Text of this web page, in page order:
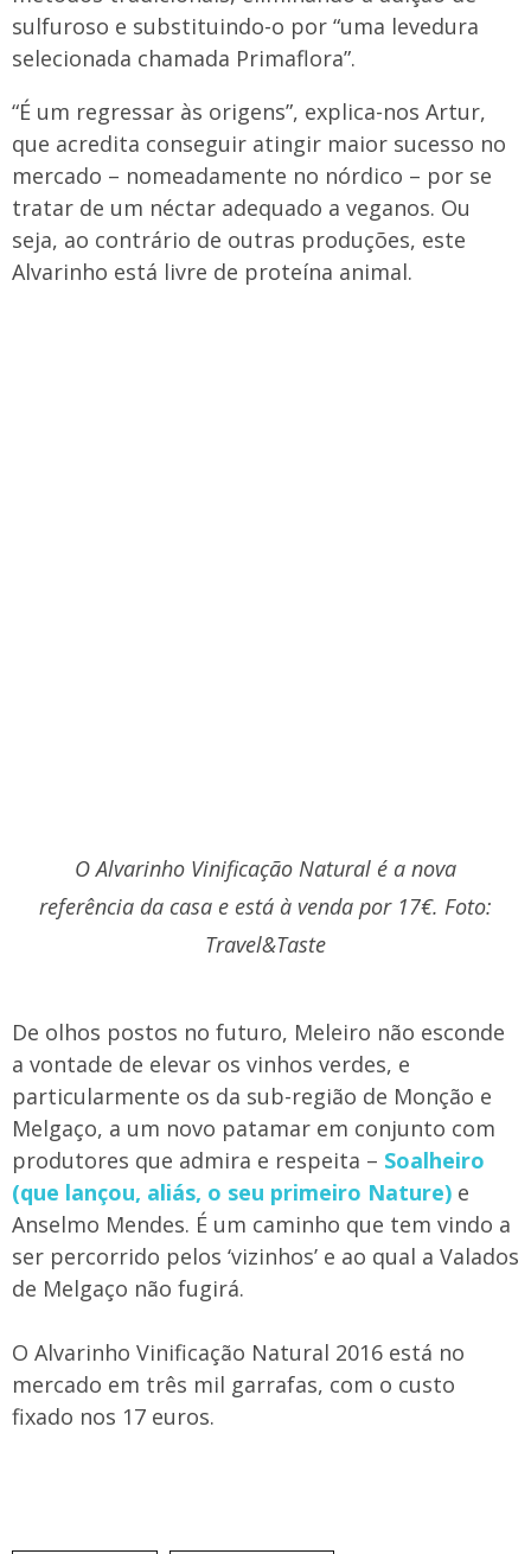
sulfuroso e substituindo-o por “uma levedura
selecionada chamada Primaflora”.
“É um regressar às origens”, explica-nos Artur,
que acredita conseguir atingir maior sucesso no
mercado – nomeadamente no nórdico – por se
tratar de um néctar adequado a veganos. Ou
seja, ao contrário de outras produções, este
Alvarinho está livre de proteína animal.
O Alvarinho Vinificação Natural é a nova
referência da casa e está à venda por 17€. Foto:
Travel&Taste
De olhos postos no futuro, Meleiro não esconde
a vontade de elevar os vinhos verdes, e
particularmente os da sub-região de Monção e
Melgaço, a um novo patamar em conjunto com
produtores que admira e respeita – Soalheiro
(que lançou, aliás, o seu primeiro Nature) e
Anselmo Mendes. É um caminho que tem vindo a
ser percorrido pelos ‘vizinhos’ e ao qual a Valados
de Melgaço não fugirá.
O Alvarinho Vinificação Natural 2016 está no
mercado em três mil garrafas, com o custo
fixado nos 17 euros.